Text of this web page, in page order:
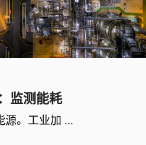
监测能耗
源。工业加 ...